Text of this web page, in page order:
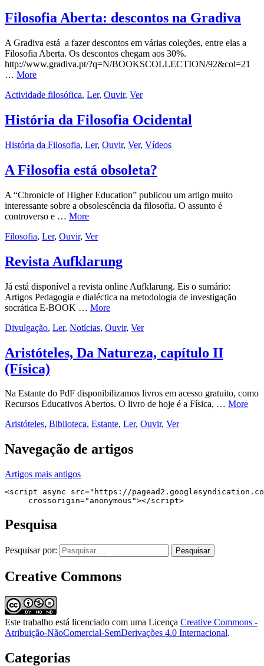
Filosofia Aberta: descontos na Gradiva
A Gradiva está a fazer descontos em várias coleções, entre elas a
Filosofia Aberta. Os descontos chegam aos 30%.
http://www.gradiva.pt/?q=N/BOOKSCOLLECTION/92&col=21
… More
Actividade filosófica, Ler, Ouvir, Ver
História da Filosofia Ocidental
História da Filosofia, Ler, Ouvir, Ver, Vídeos
A Filosofia está obsoleta?
A “Chronicle of Higher Education” publicou um artigo muito
interessante sobre a obsolescência da filosofia. O assunto é
controverso e … More
Filosofia, Ler, Ouvir, Ver
Revista Aufklarung
Já está disponível a revista online Aufklarung. Eis o sumário:
Artigos Pedagogia e dialéctica na metodologia de investigação
socrática E-BOOK … More
Divulgação, Ler, Notícias, Ouvir, Ver
Aristóteles, Da Natureza, capítulo II
(Física)
Na Estante do PdF disponibilizamos livros em acesso gratuito, como
Recursos Educativos Abertos. O livro de hoje é a Física, … More
Aristóteles, Biblioteca, Estante, Ler, Ouvir, Ver
Navegação de artigos
Artigos mais antigos
<script async src="https://
     crossorigin="anonymous"></script>
Pesquisa
Pesquisar por:
Creative Commons
Este trabalho está licenciado com uma Licença Creative Commons -
Atribuição-NãoComercial-SemDerivações 4.0 Internacional.
Categorias